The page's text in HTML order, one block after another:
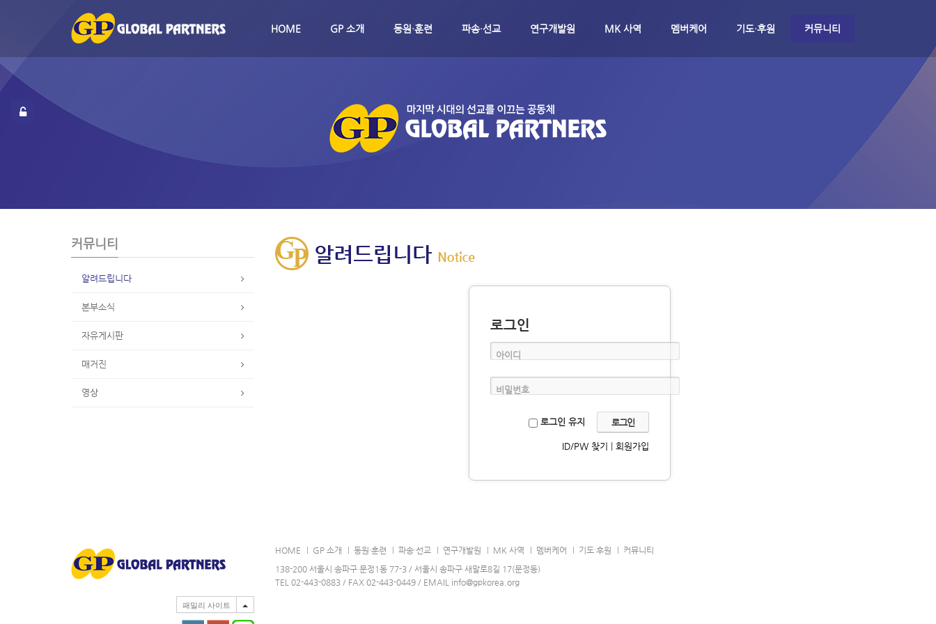
HOME GP 소개 동원·훈련 파송·선교 연구개발원 MK 사역 멤버케어 기도·후원 커뮤니티
u
b
t
커뮤니티
알려드립니다
본부소식
자유게시판
매거진
영상
로그인
아이디
비밀번호
로그인 유지
ID/PW 찾기 |회원가입
HOME GP 소개 동원·훈련 파송·선교 연구개발원 MK 사역 멤버케어 기도·후원
커뮤니티
138-200 서울시 송파구 문정1동 77-3 / 서울시 송파구 새말로8길 17(문정동)
TEL 02-443-0883 / FAX 02-443-0449 / EMAIL info@gpkorea.org
패밀리 사이트